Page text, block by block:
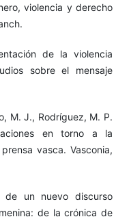
violencia y derecho
de la violencia
sobre el mensaje
M. J., Rodríguez, M. P.
en torno a la
vasca. Vasconia,
de un nuevo discurso
de la crónica de